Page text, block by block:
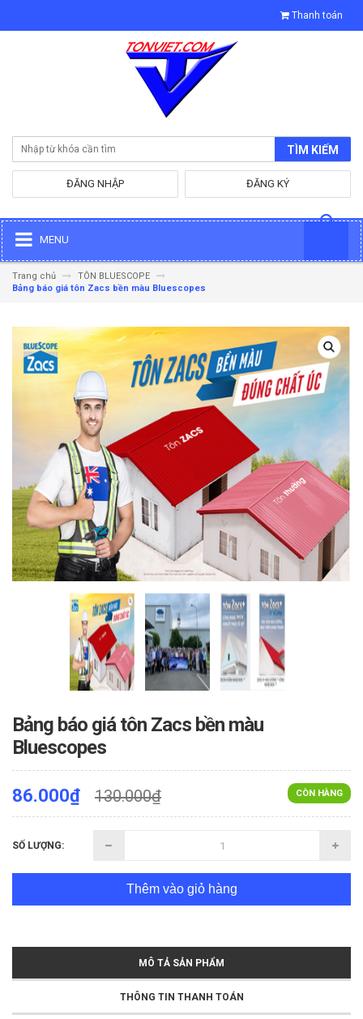
Thanh toán
TÌM KIẾM
ĐĂNG KÝ
ĐĂNG NHẬP
MENU
Trang chủ
TÔN BLUESCOPE
Bảng báo giá tôn Zacs bền màu Bluescopes
Bảng báo giá tôn Zacs bền màu
Bluescopes
CÒN HÀNG
86.000₫ 130.000₫
SỐ LƯỢNG:
Thêm vào giỏ hàng
MÔ TẢ SẢN PHẨM
THÔNG TIN THANH TOÁN